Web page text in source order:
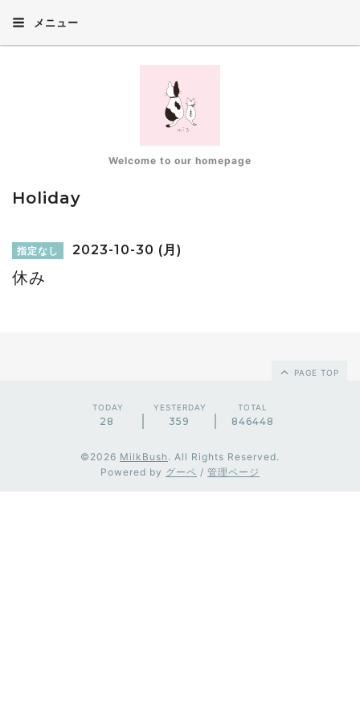
メニュー
Welcome to our homepage
Holiday
指定なし 2023-10-30 (月)
休み
PAGE TOP
TODAY
28
YESTERDAY
359
TOTAL
846448
©2026 MilkBush . All Rights Reserved.
Powered by グーペ / 管理ページ